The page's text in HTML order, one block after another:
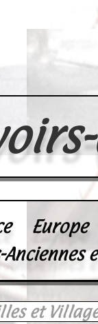
Europe
Anciennes